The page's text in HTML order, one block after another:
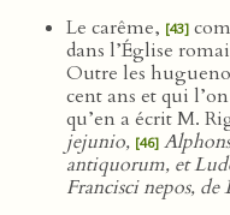
Le carême, [43]
dans l’Église
Outre les
cent ans et qui
qu’en a écrit M.
jejunio, [46]
antiquorum, et
Francisci nepos, de